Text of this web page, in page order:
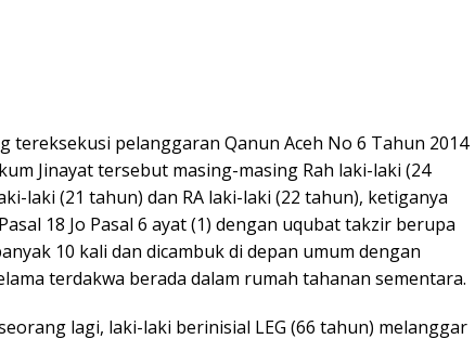
tereksekusi pelanggaran Qanun Aceh No 6 Tahun 2014
Jinayat tersebut masing-masing Rah laki-laki (24
laki (21 tahun) dan RA laki-laki (22 tahun), ketiganya
18 Jo Pasal 6 ayat (1) dengan uqubat takzir berupa
10 kali dan dicambuk di depan umum dengan
terdakwa berada dalam rumah tahanan sementara.
lagi, laki-laki berinisial LEG (66 tahun) melanggar